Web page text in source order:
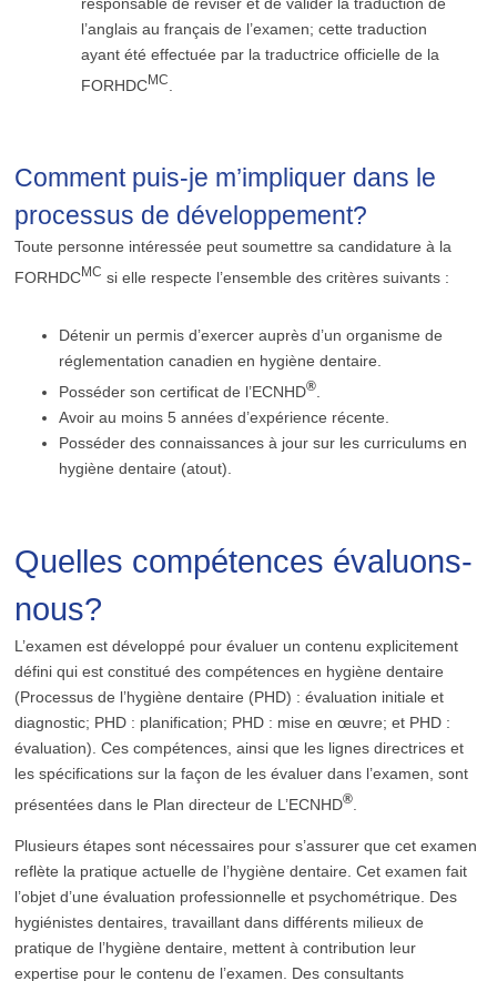
l’anglais au français de l’examen; cette traduction
ayant été effectuée par la traductrice officielle de la
FORHDCMC
Comment puis-je m’impliquer dans le
processus de développement?
Toute personne intéressée peut soumettre sa candidature à la
FORHDCMC si elle respecte l’ensemble des critères suivants :
Détenir un permis d’exercer auprès d’un organisme de
réglementation canadien en hygiène dentaire.
Posséder son certificat de l’ECNHD®
Avoir au moins 5 années d’expérience récente.
Posséder des connaissances à jour sur les curriculums en
hygiène dentaire (atout).
Quelles compétences évaluons-
nous?
L’examen est développé pour évaluer un contenu explicitement
défini qui est constitué des compétences en hygiène dentaire
(Processus de l’hygiène dentaire (PHD) : évaluation initiale et
diagnostic; PHD : planification; PHD : mise en œuvre; et PHD :
évaluation). Ces compétences, ainsi que les lignes directrices et
les spécifications sur la façon de les évaluer dans l’examen, sont
présentées dans le Plan directeur de L’ECNHD®
Plusieurs étapes sont nécessaires pour s’assurer que cet examen
reflète la pratique actuelle de l’hygiène dentaire. Cet examen fait
l’objet d’une évaluation professionnelle et psychométrique. Des
hygiénistes dentaires, travaillant dans différents milieux de
pratique de l’hygiène dentaire, mettent à contribution leur
expertise pour le contenu de l’examen. Des consultants